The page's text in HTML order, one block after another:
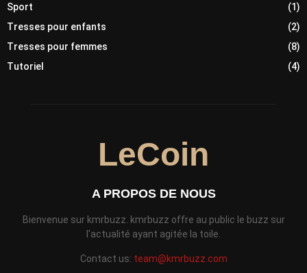
Sport
(1)
Tresses pour enfants
(2)
Tresses pour femmes
(8)
Tutoriel
(4)
LeCoin
A PROPOS DE NOUS
Bienvenue sur kmrbuzz. kmrbuzz offre au public le buzz sur
l'actualité ayant agitée la toile.
Contact us: team@kmrbuzz.com